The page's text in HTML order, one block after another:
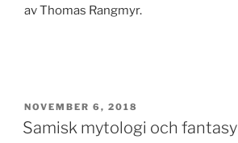
av Thomas Rangmyr.
PUBLICERAT
NOVEMBER 6, 2018
Samisk mytologi och fantasy